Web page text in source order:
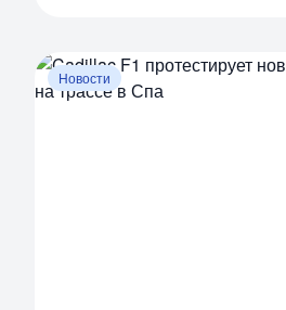
Новости